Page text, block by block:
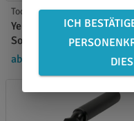
Tools
YelloRoller Plain 70 mm
Soft
ab 48,10 €
ICH